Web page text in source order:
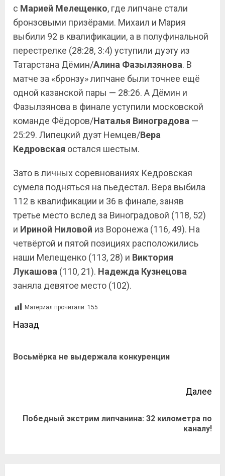
с Марией Мелещенко, где липчане стали
бронзовыми призёрами. Михаил и Мария
выбили 92 в квалификации, а в полуфинальной
перестрелке (28:28, 3:4) уступили дуэту из
Татарстана Дёмин/Алина Фазылзянова. В
матче за «бронзу» липчане были точнее ещё
одной казанской пары — 28:26. А Дёмин и
Фазылзянова в финале уступили московской
команде Фёдоров/Наталья Виноградова —
25:29. Липецкий дуэт Немцев/Вера
Кедровская остался шестым.
Зато в личных соревнованиях Кедровская
сумела подняться на пьедестал. Вера выбила
112 в квалификации и 36 в финале, заняв
третье место вслед за Виноградовой (118, 52)
и Ириной Ниловой из Воронежа (116, 49). На
четвёртой и пятой позициях расположились
наши Мелещенко (113, 28) и Виктория
Лукашова (110, 21). Надежда Кузнецова
заняла девятое место (102).
Материал прочитали: 155
Назад
Восьмёрка не выдержала конкуренции
Далее
Победный экстрим липчанина: 32 километра по
каналу!